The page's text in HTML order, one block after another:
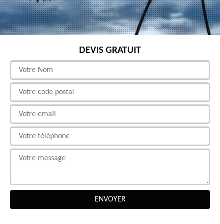
DEVIS GRATUIT